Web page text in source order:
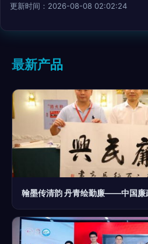
更新时间：2026-08-08 02:02:24
最新产品